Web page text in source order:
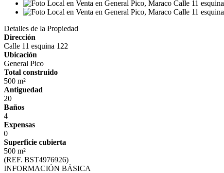
Detalles de la Propiedad
Dirección
Calle 11 esquina 122
Ubicación
General Pico
Total construido
500 m²
Antiguedad
20
Baños
4
Expensas
0
Superficie cubierta
500 m²
(REF. BST4976926)
INFORMACIÓN BÁSICA